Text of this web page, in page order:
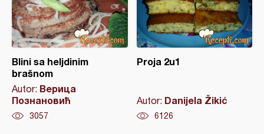
Blini sa heljdinim
brašnom
Autor: Верица
Познановић
3057
Proja 2u1
Autor: Danijela Žikić
6126